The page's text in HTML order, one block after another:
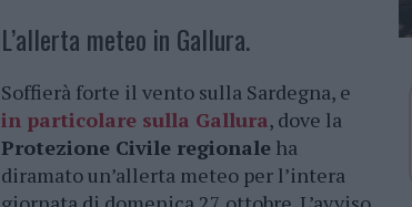
L’allerta meteo in Gallura.
Soffierà forte il vento sulla Sardegna, e
in particolare sulla Gallura, dove la
Protezione Civile regionale ha
diramato un’allerta meteo per l’intera